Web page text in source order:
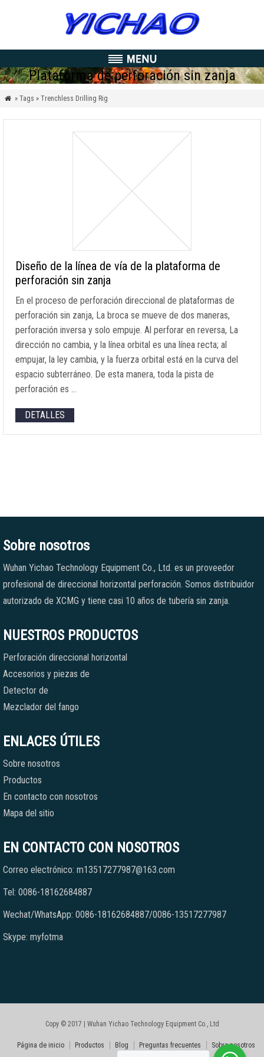
Plataforma de perforación sin zanja
 » Tags » Trenchless Drilling Rig
Diseño de la línea de vía de la plataforma de
perforación sin zanja
En el proceso de perforación direccional de plataformas de
perforación sin zanja, La broca se mueve de dos maneras,
perforación inversa y solo empuje. Al perforar en reversa, La
dirección no cambia, y la línea orbital es una línea recta; al
empujar, la ley cambia, y la fuerza orbital está en la curva del
espacio subterráneo. De esta manera, toda la pista de
perforación es …
DETALLES
Sobre nosotros
Wuhan Yichao Technology Equipment Co., Ltd. es un proveedor
profesional de direccional horizontal perforación. Somos distribuidor
autorizado de XCMG y tiene casi 10 años de tubería sin zanja.
NUESTROS PRODUCTOS
Perforación direccional horizontal
Accesorios y piezas de
Detector de
Mezclador del fango
ENLACES ÚTILES
Sobre nosotros
Productos
En contacto con nosotros
Mapa del sitio
EN CONTACTO CON NOSOTROS
Correo electrónico: m13517277987@163.com
Tel: 0086-18162684887
Wechat/WhatsApp: 0086-18162684887/0086-13517277987
Skype: myfotma
Copy © 2017 | Wuhan Yichao Technology Equipment Co., Ltd
Página de inicio Productos Blog Preguntas frecuentes
Sobre nosotros